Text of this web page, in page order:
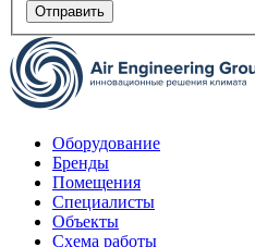
Отправить
Оборудование
Бренды
Помещения
Специалисты
Объекты
Схема работы